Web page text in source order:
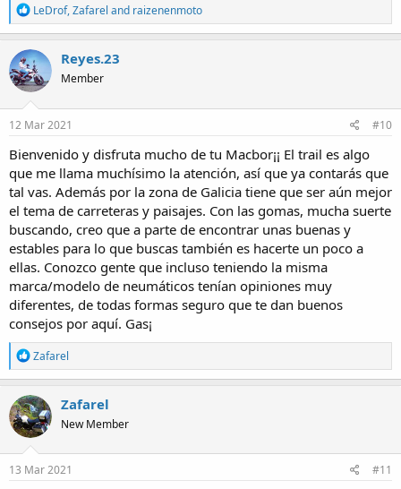
R
e
a
c
t
i
o
n
s
LeDrof,Zafarel and raizenenmoto
Reyes.23
Member
12 Mar 2021 #10
Bienvenido y disfruta mucho de tu Macbor¡¡ El trail es algo
que me llama muchísimo la atención, así que ya contarás que
tal vas. Además por la zona de Galicia tiene que ser aún mejor
el tema de carreteras y paisajes. Con las gomas, mucha suerte
buscando, creo que a parte de encontrar unas buenas y
estables para lo que buscas también es hacerte un poco a
ellas. Conozco gente que incluso teniendo la misma
marca/modelo de neumáticos tenían opiniones muy
diferentes, de todas formas seguro que te dan buenos
consejos por aquí. Gas¡
R
e
a
c
t
i
o
n
s
Zafarel
Zafarel
New Member
13 Mar 2021 #11